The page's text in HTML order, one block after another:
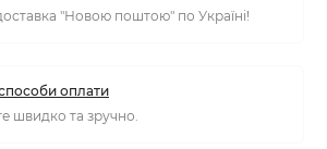
"Новою поштою" по Україні!
оплати
швидко та зручно.